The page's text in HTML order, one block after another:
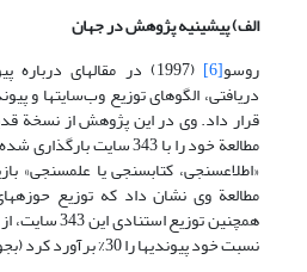
الف) پیشینیه پژوهش در جهان
روسو[6] (1997) در مقاله­ای
دریافتی، الگوهای توزیع وب‌سایتها و
قرار داد. وی در این پژوهش از نسخة
مطالعة خود را با 343 سایت
«اطلاع­سنجی، کتاب­سنجی یا علم­سنجی»
مطالعة وی نشان داد که توزیع
همچنین توزیع
نسبت خود پیوندیها را 30% برآورد کرد (بجورنبورن و اینگورسن، 1382).